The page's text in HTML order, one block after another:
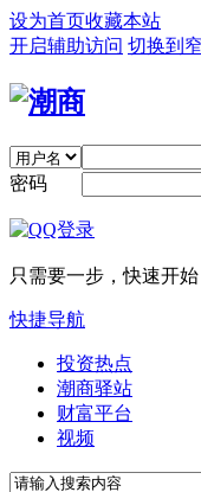
设为首页收藏本站
开启辅助访问 切换到
密码
只需要一步，快速开始
快捷导航
投资热点
潮商驿站
财富平台
视频